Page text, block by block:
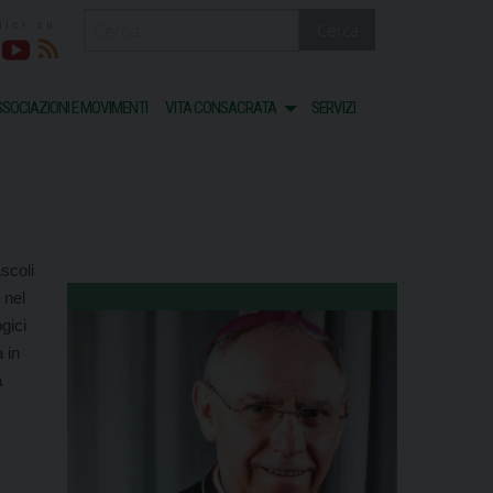
Youtube
RSS
E MOVIMENTI VITA CONSACRATA SERVIZI
in